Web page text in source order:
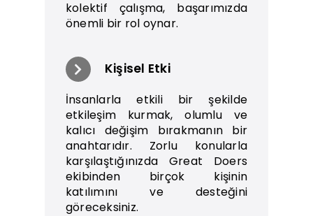
kolektif çalışma, başarımızda
önemli bir rol oynar.
Kişisel Etki
İnsanlarla etkili bir şekilde
etkileşim kurmak, olumlu ve
kalıcı değişim bırakmanın bir
anahtarıdır. Zorlu konularla
karşılaştığınızda Great Doers
ekibinden birçok kişinin
katılımını ve desteğini
göreceksiniz.